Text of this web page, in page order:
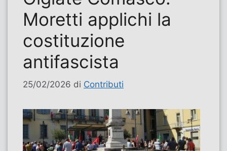
Moretti applichi la
costituzione
antifascista
25/02/2026 di Contributi